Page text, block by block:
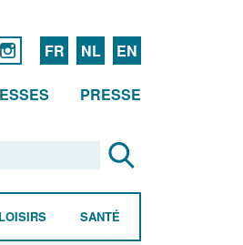
FR NL EN
PRESSE
SANTÉ